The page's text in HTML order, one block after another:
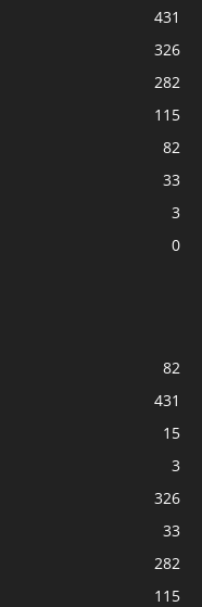
431
326
282
115
82
33
3
0
82
431
15
3
326
33
282
115